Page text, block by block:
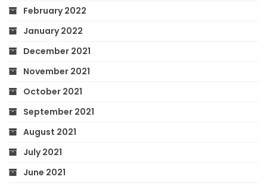
February 2022
January 2022
December 2021
November 2021
October 2021
September 2021
August 2021
July 2021
June 2021